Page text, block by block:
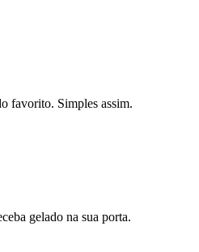
favorito. Simples assim.
gelado na sua porta.